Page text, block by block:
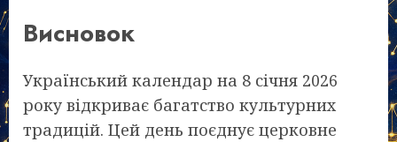
Висновок
Український календар на 8 січня 2026
року відкриває багатство культурних
традицій. Цей день поєднує церковне